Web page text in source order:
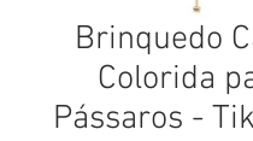
Brinquedo
Colorida
Pássaros -